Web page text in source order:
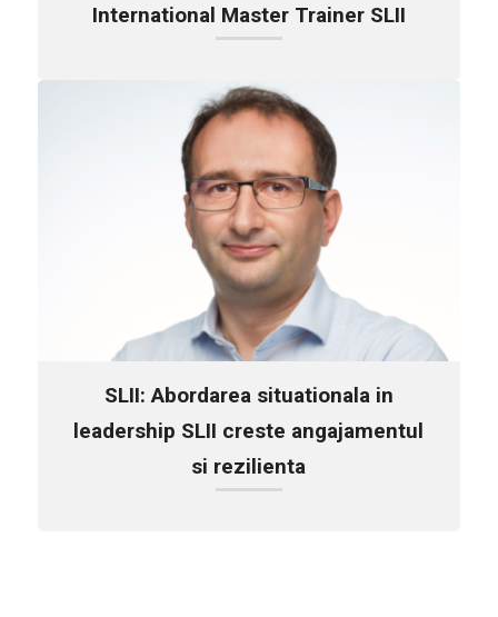
International Master Trainer SLII
SLII: Abordarea situationala in
leadership SLII creste angajamentul
si rezilienta